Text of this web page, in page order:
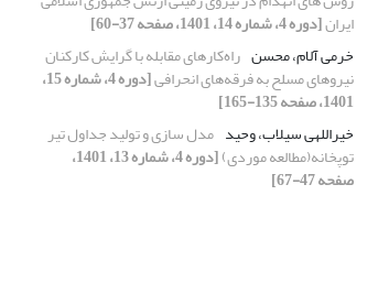
ایران[دوره 4، شماره 14، 1401، صفحه 37-60]
خرمی آلام، محسن راه‌کارهای مقابله با گرایش کارکنان
نیروهای مسلح به فرقه‌های انحرافی [دوره 4، شماره 15،
1401، صفحه 135-165]
خیراللهی سیلاب، وحید مدل سازی و تولید جداول تیر
توپخانه(مطالعه موردی) [دوره 4، شماره 13، 1401،
صفحه 47-67]